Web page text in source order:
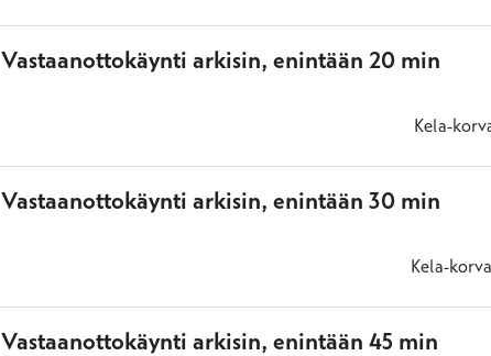
Vastaanottokäynti arkisin, enintään 20 min
Kela-
Vastaanottokäynti arkisin, enintään 30 min
Kela-
Vastaanottokäynti arkisin, enintään 45 min